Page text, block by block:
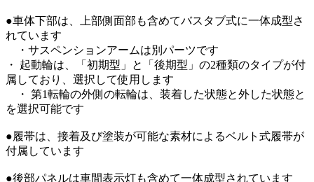
●車体下部は、上部側面部も含めてバスタブ式に一体成型さ
れています
・サスペンションアームは別パーツです
・ 起動輪は、「初期型」と「後期型」の2種類のタイプが付
属しており、選択して使用します
・ 第1転輪の外側の転輪は、装着した状態と外した状態と
を選択可能です
●履帯は、接着及び塗装が可能な素材によるベルト式履帯が
付属しています
●後部パネルは車間表示灯も含めて一体成型されています